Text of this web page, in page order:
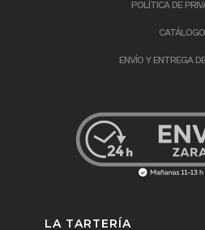
POLÍTICA DE
CATÁLOGO
ENVÍO Y ENTREGA
LA TARTERÍA